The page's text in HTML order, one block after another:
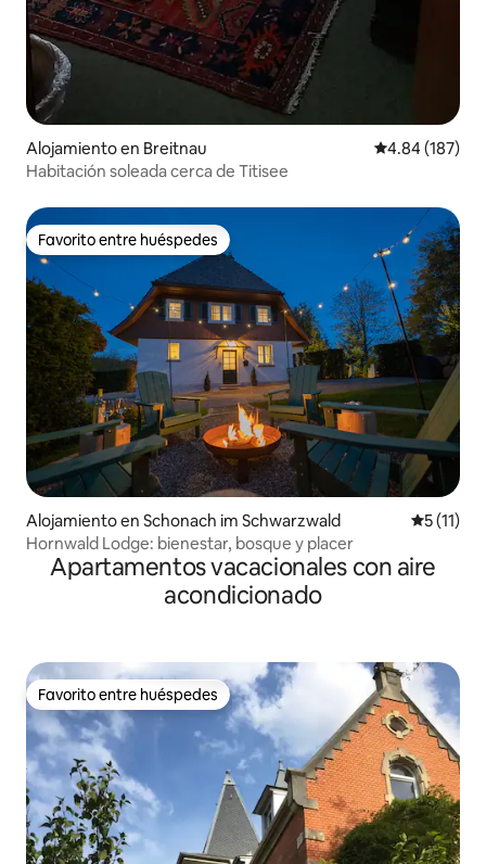
Alojamiento en Breitnau Calificación
4.84 (187)
Habitación soleada cerca de Titisee
Favorito entre huéspedes
Favorito entre huéspedes
Alojamiento en Schonach im Schwarzwald
5 (11)
Hornwald Lodge: bienestar, bosque y placer
Apartamentos vacacionales con aire
acondicionado
Favorito entre huéspedes
Favorito entre huéspedes